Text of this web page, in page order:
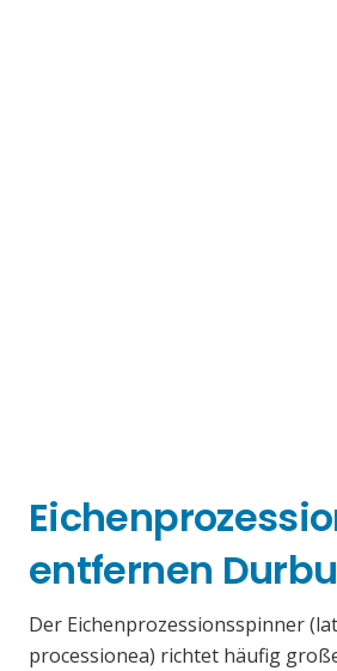
entfernen
Der Eichenprozessionsspinner
processionea) richtet häufig